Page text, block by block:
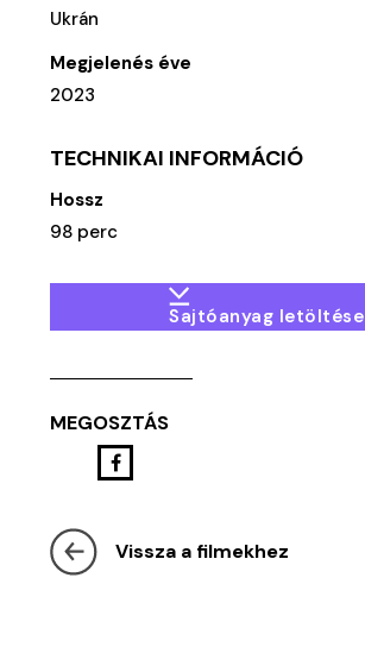
Ukrán
Megjelenés éve
2023
TECHNIKAI INFORMÁCIÓ
Hossz
98 perc
Sajtóanyag letöltése
MEGOSZTÁS
Vissza a filmekhez